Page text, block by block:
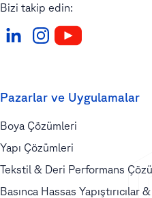
Bizi takip edin:
Pazarlar ve Uygulamalar
Boya Çözümleri
Yapı Çözümleri
Tekstil & Deri Performans
Basınca Hassas Yapıştırıcılar